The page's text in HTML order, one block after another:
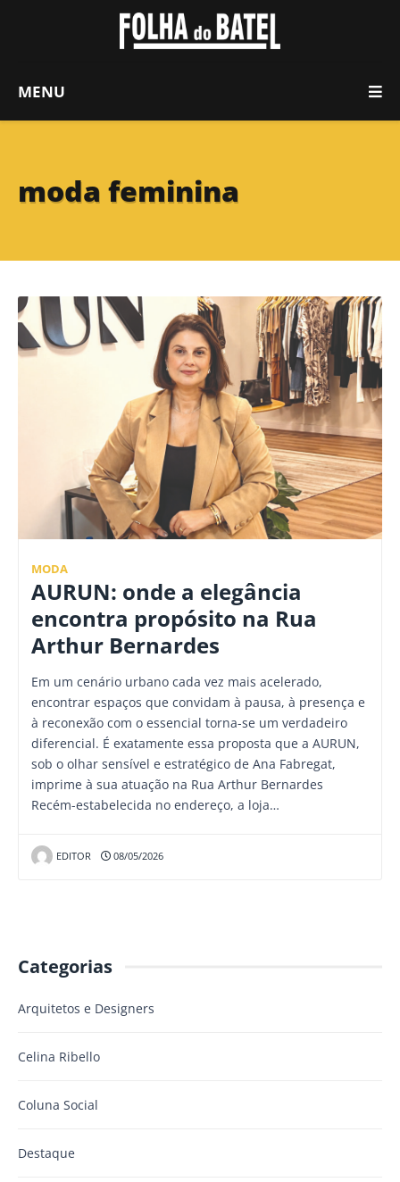
MENU
moda feminina
MODA
AURUN: onde a elegância
encontra propósito na Rua
Arthur Bernardes
Em um cenário urbano cada vez mais acelerado,
encontrar espaços que convidam à pausa, à presença e
à reconexão com o essencial torna-se um verdadeiro
diferencial. É exatamente essa proposta que a AURUN,
sob o olhar sensível e estratégico de Ana Fabregat,
imprime à sua atuação na Rua Arthur Bernardes
Recém-estabelecida no endereço, a loja…
EDITOR 08/05/2026
Categorias
Arquitetos e Designers
Celina Ribello
Coluna Social
Destaque